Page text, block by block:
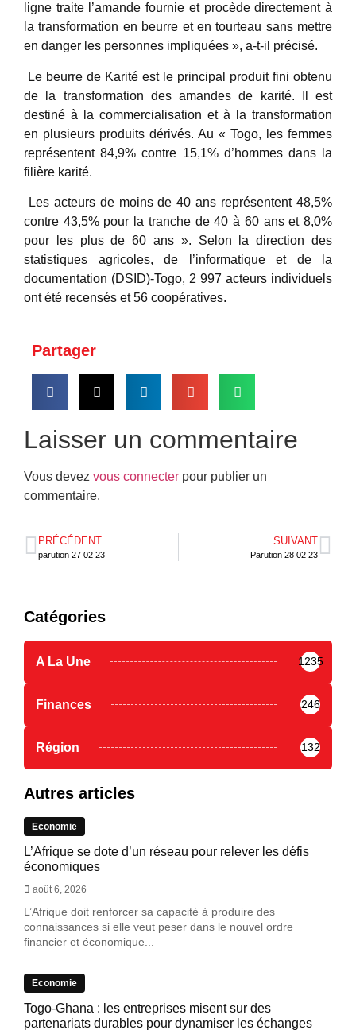
ligne traite l’amande fournie et procède directement à
la transformation en beurre et en tourteau sans mettre
en danger les personnes impliquées », a-t-il précisé.
Le beurre de Karité est le principal produit fini obtenu
de la transformation des amandes de karité. Il est
destiné à la commercialisation et à la transformation
en plusieurs produits dérivés. Au « Togo, les femmes
représentent 84,9% contre 15,1% d’hommes dans la
filière karité.
Les acteurs de moins de 40 ans représentent 48,5%
contre 43,5% pour la tranche de 40 à 60 ans et 8,0%
pour les plus de 60 ans ». Selon la direction des
statistiques agricoles, de l’informatique et de la
documentation (DSID)-Togo, 2 997 acteurs individuels
ont été recensés et 56 coopératives.
Partager
Laisser un commentaire
Vous devez vous connecter pour publier un
commentaire.
PRÉCÉDENT
parution 27 02 23
SUIVANT
Parution 28 02 23
Catégories
A La Une 1235
Finances 246
Région 132
Autres articles
Economie
L’Afrique se dote d’un réseau pour relever les défis
économiques
août 6, 2026
L’Afrique doit renforcer sa capacité à produire des
connaissances si elle veut peser dans le nouvel ordre
financier et économique...
Economie
Togo-Ghana : les entreprises misent sur des
partenariats durables pour dynamiser les échanges